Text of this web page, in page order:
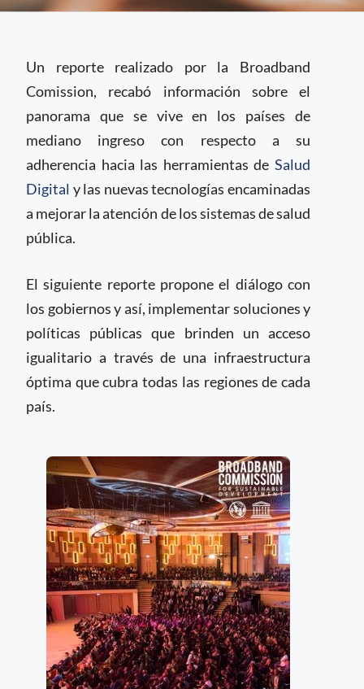
Digital Health:
Addressing Non-
Communicable
Diseases to Accelerate
UHC in LMICs.
BROADBAND
COMMISSION
Un reporte realizado por la Broadband
Comission, recabó información sobre el
panorama que se vive en los países de
mediano ingreso con respecto a su
adherencia hacia las herramientas de Salud
Digital y las nuevas tecnologías encaminadas
a mejorar la atención de los sistemas de salud
pública.
El siguiente reporte propone el diálogo con
los gobiernos y así, implementar soluciones y
políticas públicas que brinden un acceso
igualitario a través de una infraestructura
óptima que cubra todas las regiones de cada
país.